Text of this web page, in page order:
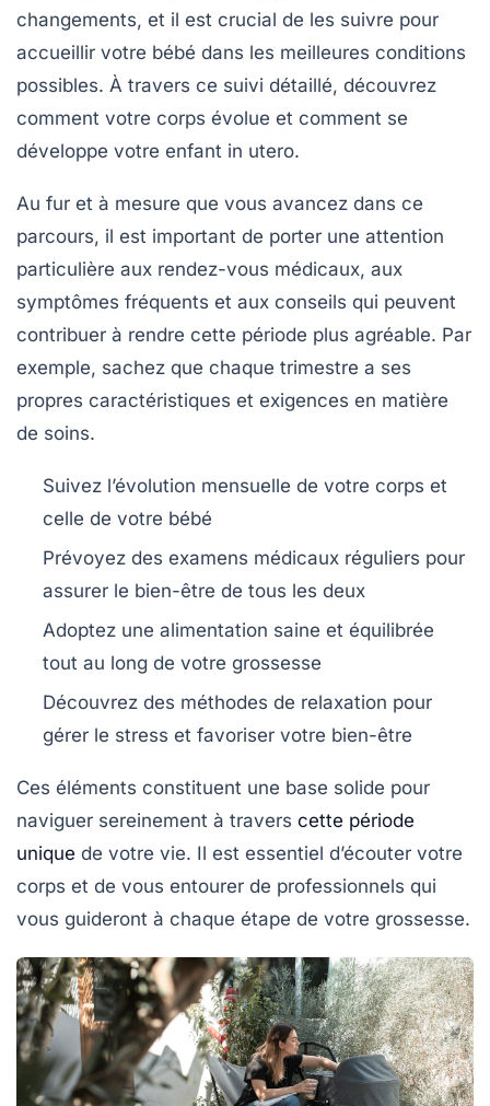
changements, et il est crucial de les suivre pour
accueillir votre bébé dans les meilleures conditions
possibles. À travers ce suivi détaillé, découvrez
comment votre corps évolue et comment se
développe votre enfant in utero.
Au fur et à mesure que vous avancez dans ce
parcours, il est important de porter une attention
particulière aux rendez-vous médicaux, aux
symptômes fréquents et aux conseils qui peuvent
contribuer à rendre cette période plus agréable. Par
exemple, sachez que chaque trimestre a ses
propres caractéristiques et exigences en matière
de soins.
Suivez l’évolution mensuelle de votre corps et
celle de votre bébé
Prévoyez des examens médicaux réguliers pour
assurer le bien-être de tous les deux
Adoptez une alimentation saine et équilibrée
tout au long de votre grossesse
Découvrez des méthodes de relaxation pour
gérer le stress et favoriser votre bien-être
Ces éléments constituent une base solide pour
naviguer sereinement à travers cette période
unique de votre vie. Il est essentiel d’écouter votre
corps et de vous entourer de professionnels qui
vous guideront à chaque étape de votre grossesse.